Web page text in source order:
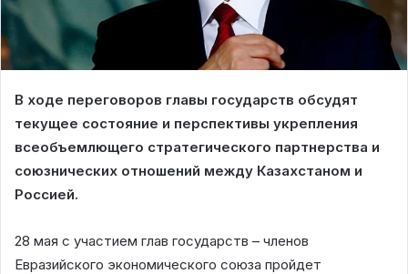
В ходе переговоров главы государств обсудят
текущее состояние и перспективы укрепления
всеобъемлющего стратегического партнерства и
союзнических отношений между Казахстаном и
Россией.
28 мая с участием глав государств – членов
Евразийского экономического союза пройдет